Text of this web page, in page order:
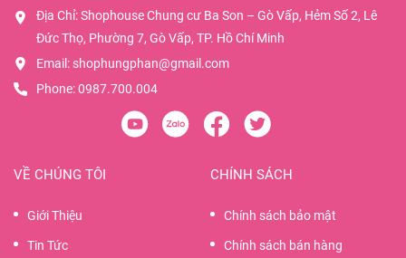
Địa Chỉ: Shophouse Chung cư Ba Son – Gò Vấp, Hẻm Số 2, Lê
Đức Thọ, Phường 7, Gò Vấp, TP. Hồ Chí Minh
Email: shophungphan@gmail.com
Phone:0987.700.004
VỀ CHÚNG TÔI
Giới Thiệu
Tin Tức
CHÍNH SÁCH
Chính sách bảo mật
Chính sách bán hàng